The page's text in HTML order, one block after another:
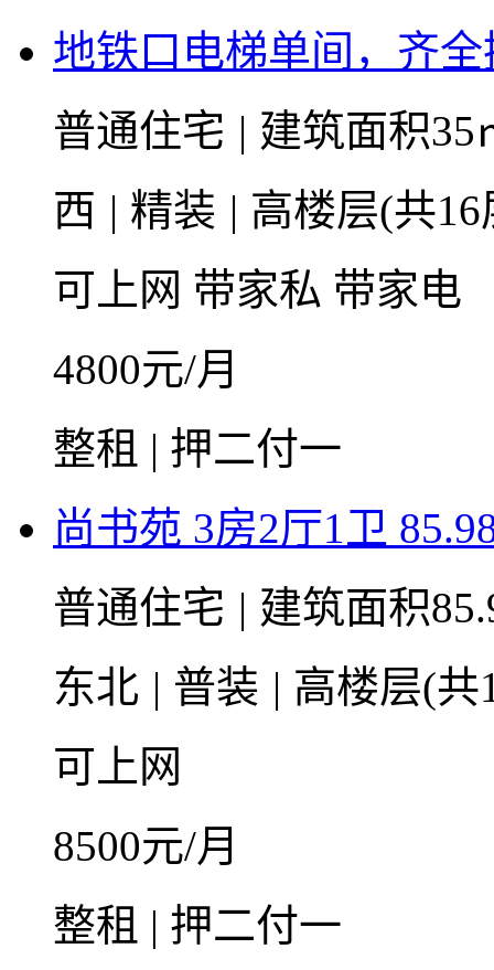
地铁口电梯单间，齐
普通住宅 | 建筑面积
西 | 精装 | 高楼层(共
可上网 带家私 带家电
4800元/月
整租 | 押二付一
尚书苑 3房2厅1卫
普通住宅 | 建筑面积
东北 | 普装 | 高楼层(
可上网
8500元/月
整租 | 押二付一